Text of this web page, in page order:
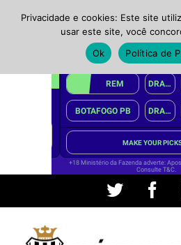
conteúdo
Twitter
Privacidade e cookies: Este site
usar este site, você
Ok
Política de